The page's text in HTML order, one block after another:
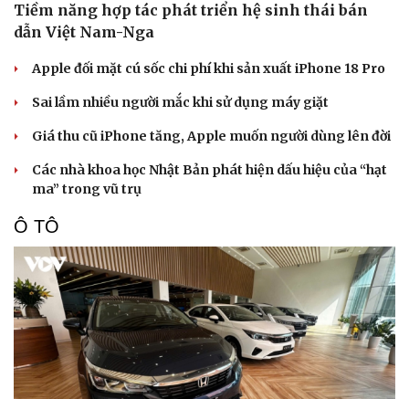
Tiềm năng hợp tác phát triển hệ sinh thái bán
dẫn Việt Nam-Nga
Apple đối mặt cú sốc chi phí khi sản xuất iPhone 18 Pro
Sai lầm nhiều người mắc khi sử dụng máy giặt
Giá thu cũ iPhone tăng, Apple muốn người dùng lên đời
Các nhà khoa học Nhật Bản phát hiện dấu hiệu của “hạt
ma” trong vũ trụ
Ô TÔ